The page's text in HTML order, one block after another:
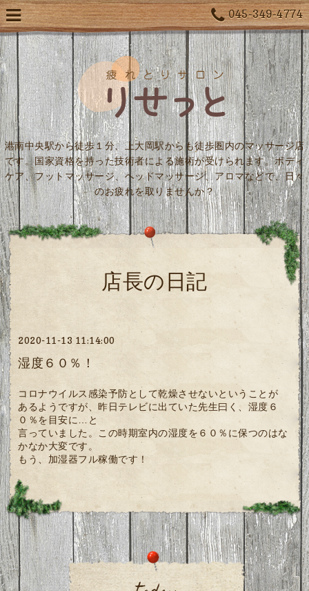
045-349-4774
港南中央駅から徒歩１分、上大岡駅からも徒歩圏内のマッサージ店
です。国家資格を持った技術者による施術が受けられます。ボディ
ケア、フットマッサージ、ヘッドマッサージ、アロマなどで、日々
のお疲れを取りませんか？
店長の日記
2020-11-13 11:14:00
湿度６０％！
コロナウイルス感染予防として乾燥させないということが
あるようですが、昨日テレビに出ていた先生曰く、湿度６
０％を目安に…と
言っていました。この時期室内の湿度を６０％に保つのはな
かなか大変です。
もう、加湿器フル稼働です！